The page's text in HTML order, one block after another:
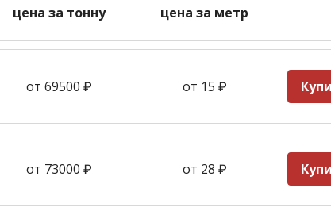
цена за тонну цена за метр
от 69500 ₽ от 15 ₽
от 73000 ₽ от 28 ₽